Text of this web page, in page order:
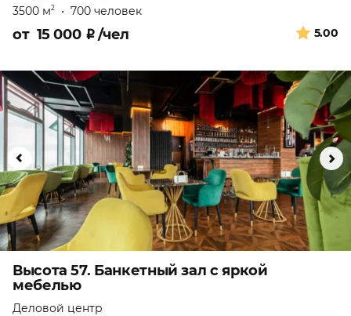
3500 м2 • 700 человек
5.00
от 15 000 ₽/чел
Высота 57. Банкетный зал с яркой
мебелью
Деловой центр